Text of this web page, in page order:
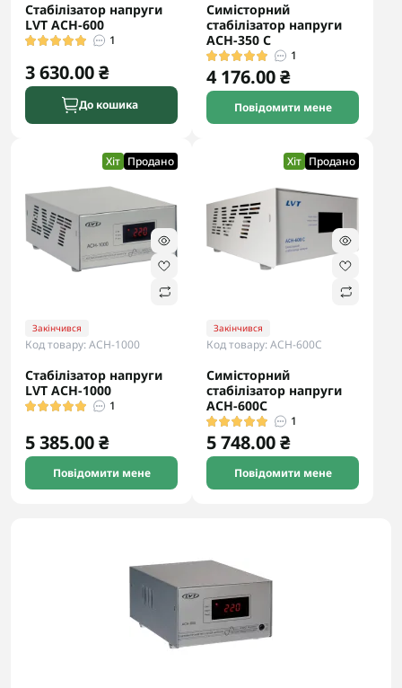
Стабілізатор напруги
LVT АCH-600
1
3 630.00 ₴
До кошика
Симісторний
стабілізатор напруги
АСН-350 С
1
4 176.00 ₴
Повідомити мене
Хіт Продано
Закінчився
Код товару: АСН-1000
Стабілізатор напруги
LVT АСН-1000
1
5 385.00 ₴
Повідомити мене
Хіт Продано
Закінчився
Код товару: АСН-600С
Симісторний
стабілізатор напруги
АСН-600С
1
5 748.00 ₴
Повідомити мене